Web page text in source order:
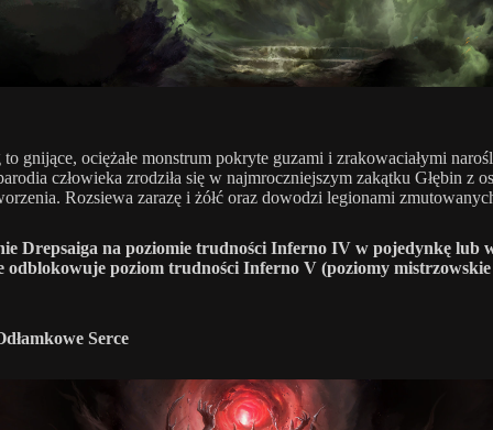
to gnijące, ociężałe monstrum pokryte guzami i zrakowaciałymi
człowieka zrodziła się w najmroczniejszym zakątku Głębin z
Rozsiewa zarazę i żółć oraz dowodzi legionami
Drepsaiga na poziomie trudności Inferno IV w pojedynkę lub
odblokowuje poziom trudności Inferno V (poziomy mistrzowskie
Serce